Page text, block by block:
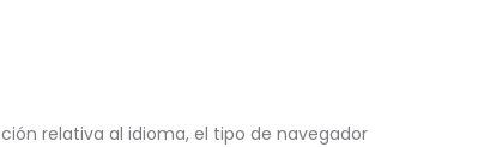
relativa al idioma, el tipo de navegador